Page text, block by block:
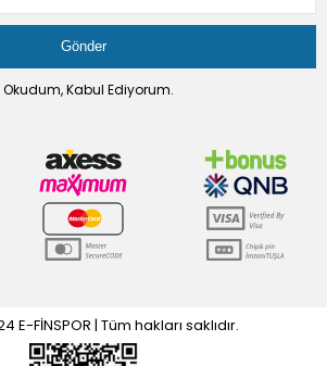
Okudum, Kabul Ediyorum.
E-FİNSPOR | Tüm hakları saklıdır.